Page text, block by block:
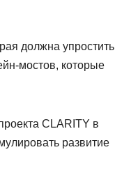
должна упростить
мостов, которые
CLARITY в
развитие